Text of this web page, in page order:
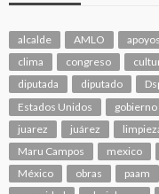
alcalde AMLO apoyos
clima
congreso
diputada
diputado
Estados Unidos
juarez
juárez
Maru Campos
mexico
México
obras paam